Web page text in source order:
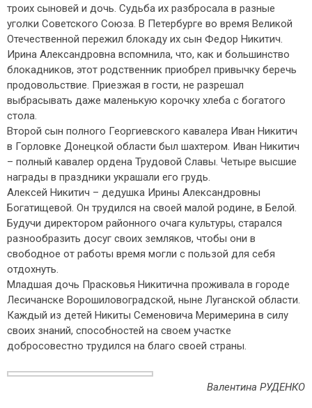
троих сыновей и дочь. Судьба их разбросала в разные
уголки Советского Союза. В Петербурге во время Великой
Отечественной пережил блокаду их сын Федор Никитич.
Ирина Александровна вспомнила, что, как и большинство
блокадников, этот родственник приобрел привычку беречь
продовольствие. Приезжая в гости, не разрешал
выбрасывать даже маленькую корочку хлеба с богатого
стола.
Второй сын полного Георгиевского кавалера Иван Никитич
в Горловке Донецкой области был шахтером. Иван Никитич
– полный кавалер ордена Трудовой Славы. Четыре высшие
награды в праздники украшали его грудь.
Алексей Никитич – дедушка Ирины Александровны
Богатищевой. Он трудился на своей малой родине, в Белой.
Будучи директором районного очага культуры, старался
разнообразить досуг своих земляков, чтобы они в
свободное от работы время могли с пользой для себя
отдохнуть.
Младшая дочь Прасковья Никитична проживала в городе
Лесичанске Ворошиловоградской, ныне Луганской области.
Каждый из детей Никиты Семеновича Меримерина в силу
своих знаний, способностей на своем участке
добросовестно трудился на благо своей страны.
Валентина РУДЕНКО